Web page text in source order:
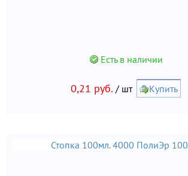
Есть в наличии
0,21 руб. / шт Купить
Стопка 100мл. 4000 ПолиЭр